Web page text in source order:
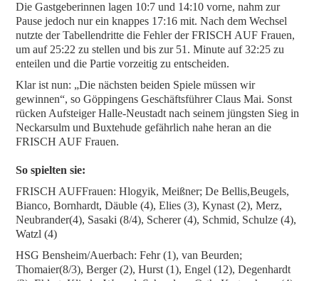
Die Gastgeberinnen lagen 10:7 und 14:10 vorne, nahm zur
Pause jedoch nur ein knappes 17:16 mit. Nach dem Wechsel
nutzte der Tabellendritte die Fehler der FRISCH AUF Frauen,
um auf 25:22 zu stellen und bis zur 51. Minute auf 32:25 zu
enteilen und die Partie vorzeitig zu entscheiden.
Klar ist nun: „Die nächsten beiden Spiele müssen wir
gewinnen“, so Göppingens Geschäftsführer Claus Mai. Sonst
rücken Aufsteiger Halle-Neustadt nach seinem jüngsten Sieg in
Neckarsulm und Buxtehude gefährlich nahe heran an die
FRISCH AUF Frauen.
So spielten sie:
FRISCH AUFFrauen: Hlogyik, Meißner; De Bellis,Beugels,
Bianco, Bornhardt, Däuble (4), Elies (3), Kynast (2), Merz,
Neubrander(4), Sasaki (8/4), Scherer (4), Schmid, Schulze (4),
Watzl (4)
HSG Bensheim/Auerbach: Fehr (1), van Beurden;
Thomaier(8/3), Berger (2), Hurst (1), Engel (12), Degenhardt